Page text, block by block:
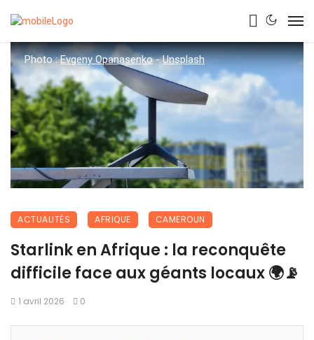
Photo :Evgeny Opanasenko-Unsplash
ACTUALITÉS AFRIQUE CAMEROUN
Starlink en Afrique : la reconquête
difficile face aux géants locaux 🌍📡
1 avril 2026 0